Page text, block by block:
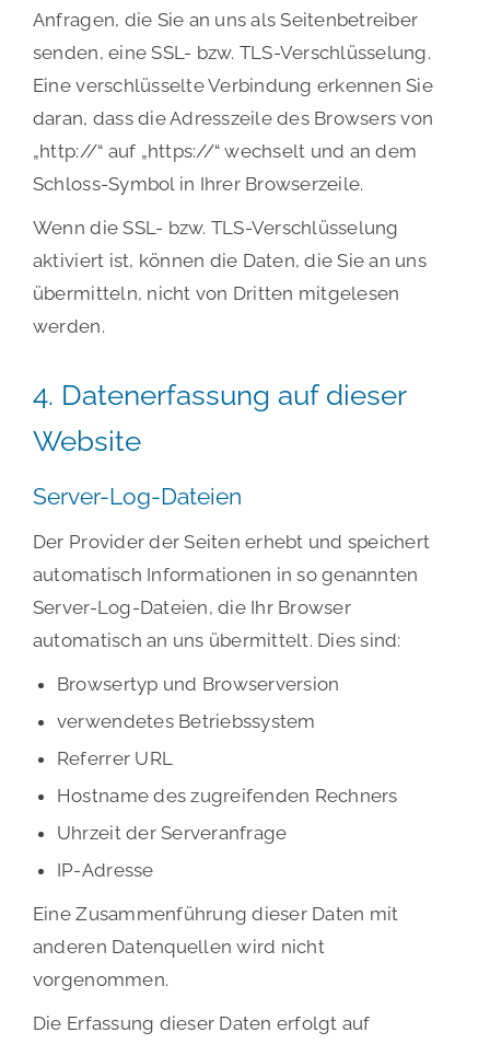
Anfragen, die Sie an uns als Seitenbetreiber
senden, eine SSL- bzw. TLS-Verschlüsselung.
Eine verschlüsselte Verbindung erkennen Sie
daran, dass die Adresszeile des Browsers von
„http://“ auf „https://“ wechselt und an dem
Schloss-Symbol in Ihrer Browserzeile.
Wenn die SSL- bzw. TLS-Verschlüsselung
aktiviert ist, können die Daten, die Sie an uns
übermitteln, nicht von Dritten mitgelesen
werden.
4. Datenerfassung auf dieser
Website
Server-Log-Dateien
Der Provider der Seiten erhebt und speichert
automatisch Informationen in so genannten
Server-Log-Dateien, die Ihr Browser
automatisch an uns übermittelt. Dies sind:
Browsertyp und Browserversion
verwendetes Betriebssystem
Referrer URL
Hostname des zugreifenden Rechners
Uhrzeit der Serveranfrage
IP-Adresse
Eine Zusammenführung dieser Daten mit
anderen Datenquellen wird nicht
vorgenommen.
Die Erfassung dieser Daten erfolgt auf